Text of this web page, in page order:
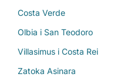
Costa Verde
Olbia i San Teodoro
Villasimus i Costa Rei
Zatoka Asinara